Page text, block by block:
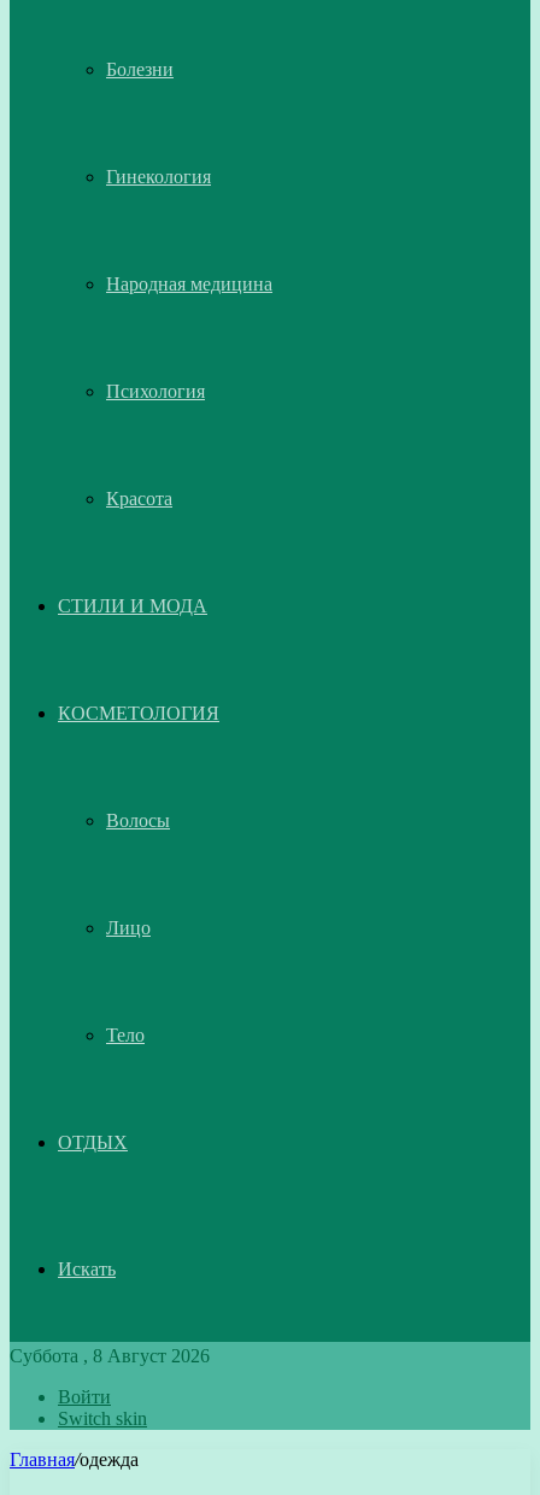
Болезни
Гинекология
Народная медицина
Психология
Красота
СТИЛИ И МОДА
КОСМЕТОЛОГИЯ
Волосы
Лицо
Тело
ОТДЫХ
Искать
Суббота , 8 Август 2026
Войти
Switch skin
Главная/одежда